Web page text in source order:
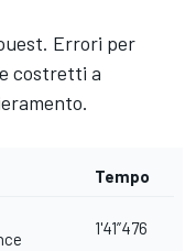
Errori per
costretti a
Tempo
1'41”476